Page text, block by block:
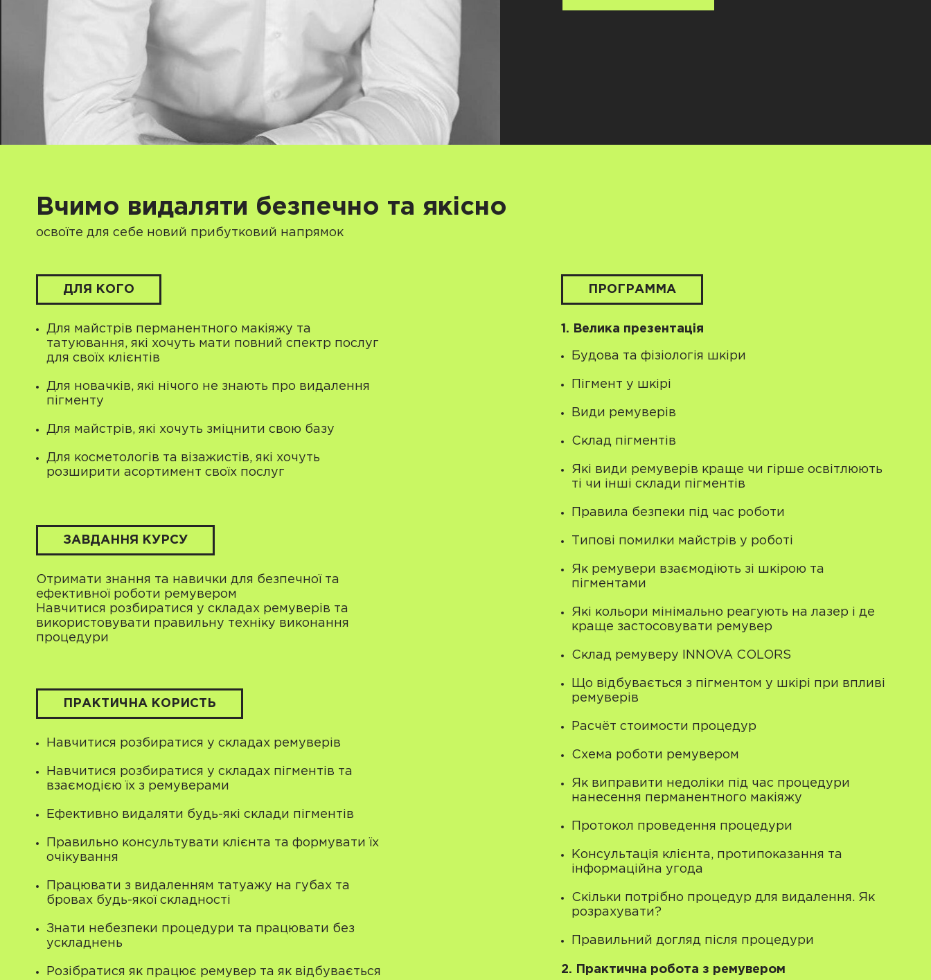
Вчимо видаляти безпечно та якісно
освоїте для себе новий прибутковий напрямок
ДЛЯ КОГО
Для майстрів перманентного макіяжу та
татуювання, які хочуть мати повний спектр послуг
для своїх клієнтів
Для новачків, які нічого не знають про видалення
пігменту
Для майстрів, які хочуть зміцнити свою базу
Для косметологів та візажистів, які хочуть
розширити асортимент своїх послуг
ЗАВДАННЯ КУРСУ
Отримати знання та навички для безпечної та
ефективної роботи ремувером
Навчитися розбиратися у складах ремуверів та
використовувати правильну техніку виконання
процедури
ПРАКТИЧНА КОРИСТЬ
Навчитися розбиратися у складах ремуверів
Навчитися розбиратися у складах пігментів та
взаємодією їх з ремуверами
Ефективно видаляти будь-які склади пігментів
Правильно консультувати клієнта та формувати їх
очікування
Працювати з видаленням татуажу на губах та
бровах будь-якої складності
Знати небезпеки процедури та працювати без
ускладнень
Розібратися як працює ремувер та як відбувається
ПРОГРАММА
1. Велика презентація
Будова та фізіологія шкіри
Пігмент у шкірі
Види ремуверів
Склад пігментів
Які види ремуверів краще чи гірше освітлюють
ті чи інші склади пігментів
Правила безпеки під час роботи
Типові помилки майстрів у роботі
Як ремувери взаємодіють зі шкірою та
пігментами
Які кольори мінімально реагують на лазер і де
краще застосовувати ремувер
Склад ремуверу INNOVA COLORS
Що відбувається з пігментом у шкірі при впливі
ремуверів
Расчёт стоимости процедур
Схема роботи ремувером
Як виправити недоліки під час процедури
нанесення перманентного макіяжу
Протокол проведення процедури
Консультація клієнта, протипоказання та
інформаційна угода
Скільки потрібно процедур для видалення. Як
розрахувати?
Правильний догляд після процедури
2. Практична робота з ремувером